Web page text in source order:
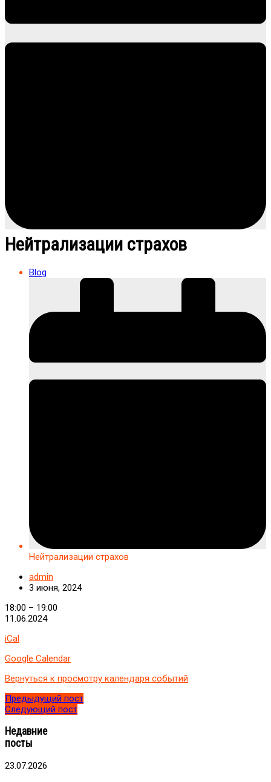
Нейтрализации страхов
Blog
Нейтрализации страхов
admin
3 июня, 2024
Нейтрализации
страхов
18:00 – 19:00
11.06.2024
iCal
Google Calendar
Вернуться к просмотру календаря событий
Предыдущий пост
Следующий пост
Недавние
посты
23.07.2026